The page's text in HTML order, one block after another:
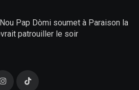
Pap Dòmi soumet à Paraison la
patrouiller le soir